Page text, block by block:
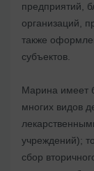
предприятий,
организаций,
также
субъектов.
Марина имеет
многих видов
учреждений);
сбор